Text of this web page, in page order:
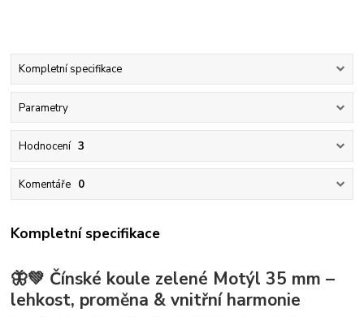
Kompletní specifikace
Parametry
Hodnocení 3
Komentáře 0
Kompletní specifikace
🦋💚 Čínské koule zelené Motýl 35 mm –
lehkost, proměna & vnitřní harmonie